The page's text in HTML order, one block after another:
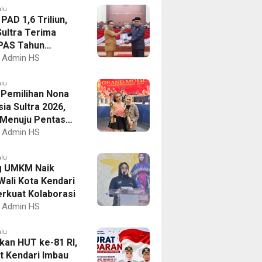
1,6 Triliun,
Terima
Tahun
2027
Admin HS
Nona
Sultra 2026,
Pentas
Admin HS
UMKM Naik
Kota Kendari
Kolaborasi
Admin HS
HUT ke-81 RI,
Kendari Imbau